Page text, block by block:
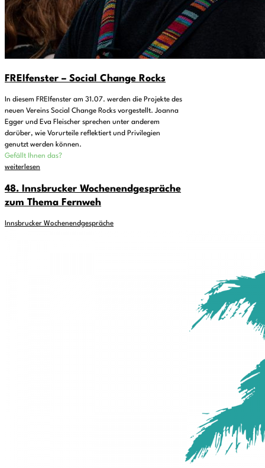
FREIfenster – Social Change Rocks
In diesem FREIfenster am 31.07. werden die Projekte des
neuen Vereins Social Change Rocks vorgestellt. Joanna
Egger und Eva Fleischer sprechen unter anderem
darüber, wie Vorurteile reflektiert und Privilegien
genutzt werden können.
Gefällt Ihnen das?
weiterlesen
48. Innsbrucker Wochenendgespräche
zum Thema Fernweh
Innsbrucker Wochenendgespräche